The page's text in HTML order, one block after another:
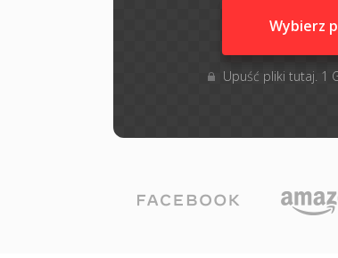
Wybierz
Upuść pliki tutaj. 1